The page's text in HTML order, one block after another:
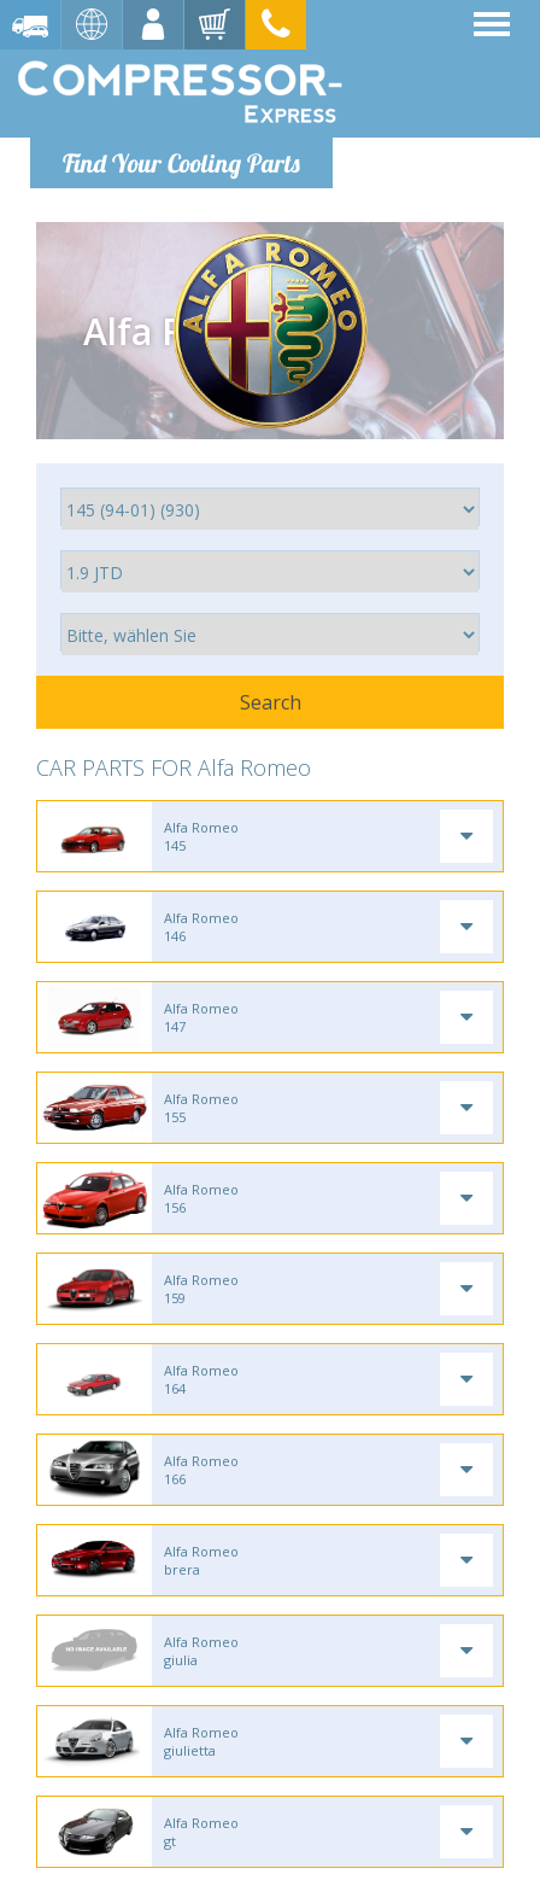
Find Your Cooling Parts
Alfa Romeo
CAR PARTS FOR Alfa Romeo
Alfa Romeo
145
Alfa Romeo
146
Alfa Romeo
147
Alfa Romeo
155
Alfa Romeo
156
Alfa Romeo
159
Alfa Romeo
164
Alfa Romeo
166
Alfa Romeo
brera
Alfa Romeo
giulia
Alfa Romeo
giulietta
Alfa Romeo
gt